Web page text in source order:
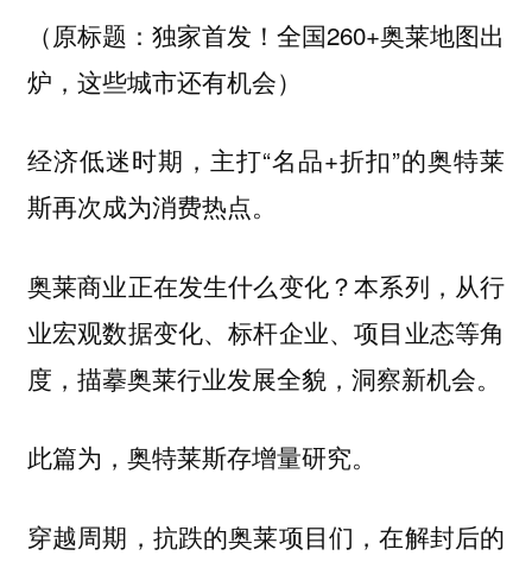
（原标题：独家首发！全国260+奥莱地图出
炉，这些城市还有机会）
经济低迷时期，主打“名品+折扣”的奥特莱
斯再次成为消费热点。
奥莱商业正在发生什么变化？本系列，从行
业宏观数据变化、标杆企业、项目业态等角
度，描摹奥莱行业发展全貌，洞察新机会。
此篇为， 奥特莱斯存增量研究。
穿越周期，抗跌的奥莱项目们，在解封后的